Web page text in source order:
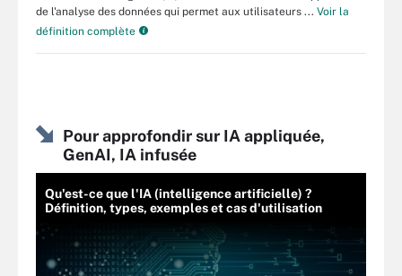
de l'analyse des données qui permet aux utilisateurs ... Voir la
définition complète
Pour approfondir sur IA appliquée,
GenAI, IA infusée
Qu'est-ce que l'IA (intelligence artificielle) ?
Définition, types, exemples et cas d'utilisation